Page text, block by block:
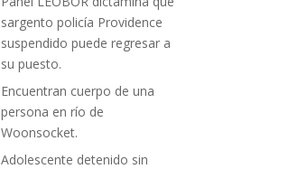
sargento policía Providence
suspendido puede regresar a
su puesto.
Encuentran cuerpo de una
persona en río de
Woonsocket.
Adolescente detenido sin